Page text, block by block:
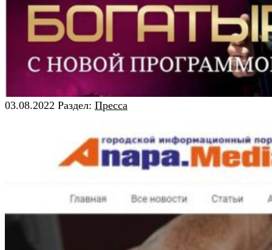
03.08.2022 Раздел: Пресса